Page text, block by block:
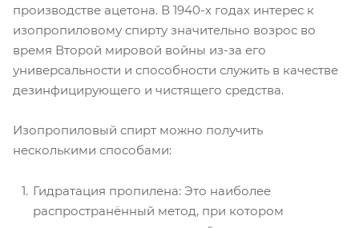
производстве ацетона. В 1940-х годах интерес к
изопропиловому спирту значительно возрос во
время Второй мировой войны из-за его
универсальности и способности служить в качестве
дезинфицирующего и чистящего средства.
Изопропиловый спирт можно получить
несколькими способами:
Гидратация пропилена: Это наиболее
распространённый метод, при котором